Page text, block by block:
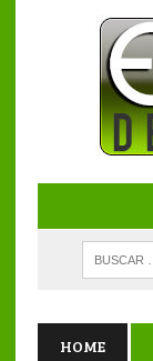
HOME